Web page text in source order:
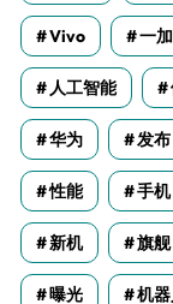
Vivo 一加
人工智能
华为 发布
性能 手机
新机 旗舰
曝光 机